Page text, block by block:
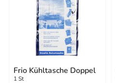
Frio Kühltasche Doppel
1 St